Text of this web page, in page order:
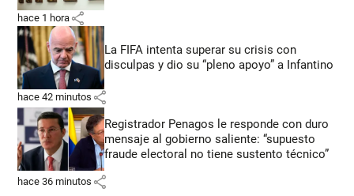
hace 1 hora share
La FIFA intenta superar su crisis con
disculpas y dio su “pleno apoyo” a Infantino
hace 42 minutos share
Registrador Penagos le responde con duro
mensaje al gobierno saliente: “supuesto
fraude electoral no tiene sustento técnico”
hace 36 minutos share